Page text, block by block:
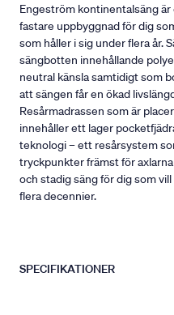
Engeström kontinentalsäng är
fastare uppbyggnad för dig
som håller i sig under flera år.
sängbotten innehållande
neutral känsla samtidigt som
att sängen får en ökad
Resårmadrassen som är
innehåller ett lager
teknologi – ett resårsystem
tryckpunkter främst för
och stadig säng för dig som
flera decennier.
SPECIFIKATIONER